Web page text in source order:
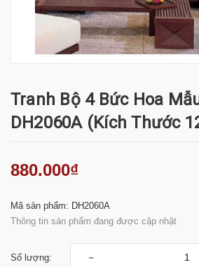
Tranh Bộ 4 Bức Hoa
DH2060A (kích Thước
880.000₫
Mã sản phẩm: DH2060A
Thông tin sản phẩm đang được cập nhật
Số lượng: -